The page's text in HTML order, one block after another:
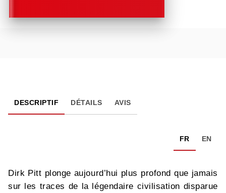
DESCRIPTIF DÉTAILS AVIS
FR EN
Dirk Pitt plonge aujourd’hui plus profond que jamais
sur les traces de la légendaire civilisation disparue